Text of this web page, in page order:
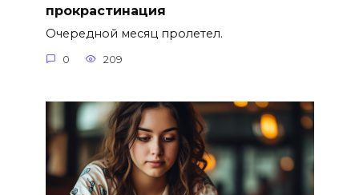
прокрастинация
Очередной месяц пролетел.
0 209